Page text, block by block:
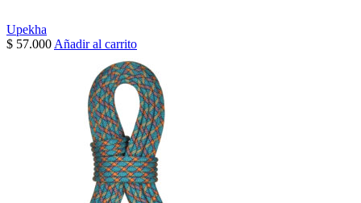
Upekha
$ 57.000 Añadir al carrito